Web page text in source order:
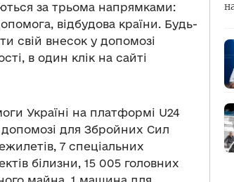
за трьома напрямками:
відбудова країни. Будь-
свій внесок у допомозі
в один клік на сайті
Україні на платформі U24
для Збройних Сил
7 спеціальних
білизни, 15 005 головних